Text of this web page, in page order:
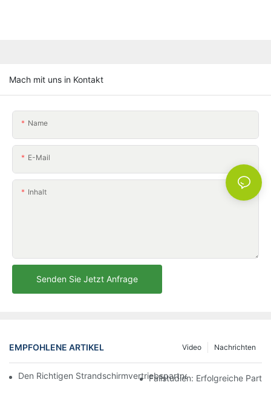
Mach mit uns in Kontakt
Name
E-Mail
Inhalt
Senden Sie Jetzt Anfrage
EMPFOHLENE ARTIKEL Nachrichten
Video
Den Richtigen Strandschirmvertriebspartner Für Ihre
Fallstudien: Erfolgreiche